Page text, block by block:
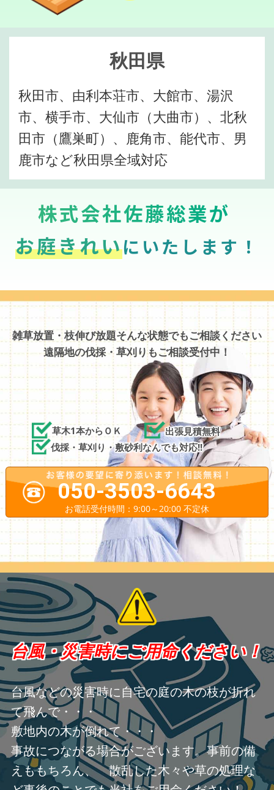
秋田県
秋田市、由利本荘市、大館市、湯沢
市、横手市、大仙市（大曲市）、北秋
田市（鷹巣町）、鹿角市、能代市、男
鹿市など秋田県全域対応
株式会社佐藤総業が
お庭きれいにいたします！
雑草放置・枝伸び放題そんな状態でもご相談ください
遠隔地の伐採・草刈りもご相談受付中！
草木1本からＯＫ
出張見積無料
伐採・草刈り・敷砂利なんでも対応!!
050-3503-6643
お電話受付時間：9:00～20:00 不定休
台風・災害時にご用命ください！
台風などの災害時に自宅の庭の木の枝が折れ
て飛んで・・・
敷地内の木が倒れて・・・
事故につながる場合がございます。事前の備
えももちろん、 散乱した木々や草の処理な